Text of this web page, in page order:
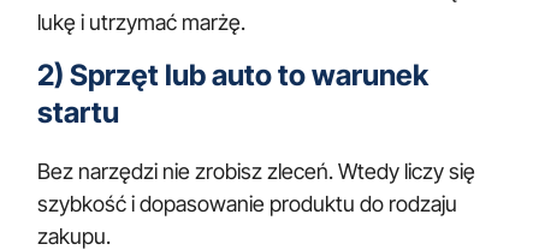
lukę i utrzymać marżę.
2) Sprzęt lub auto to warunek
startu
Bez narzędzi nie zrobisz zleceń. Wtedy liczy się
szybkość i dopasowanie produktu do rodzaju
zakupu.